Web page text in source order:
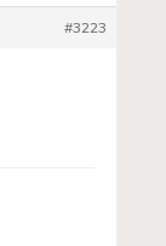
#3223